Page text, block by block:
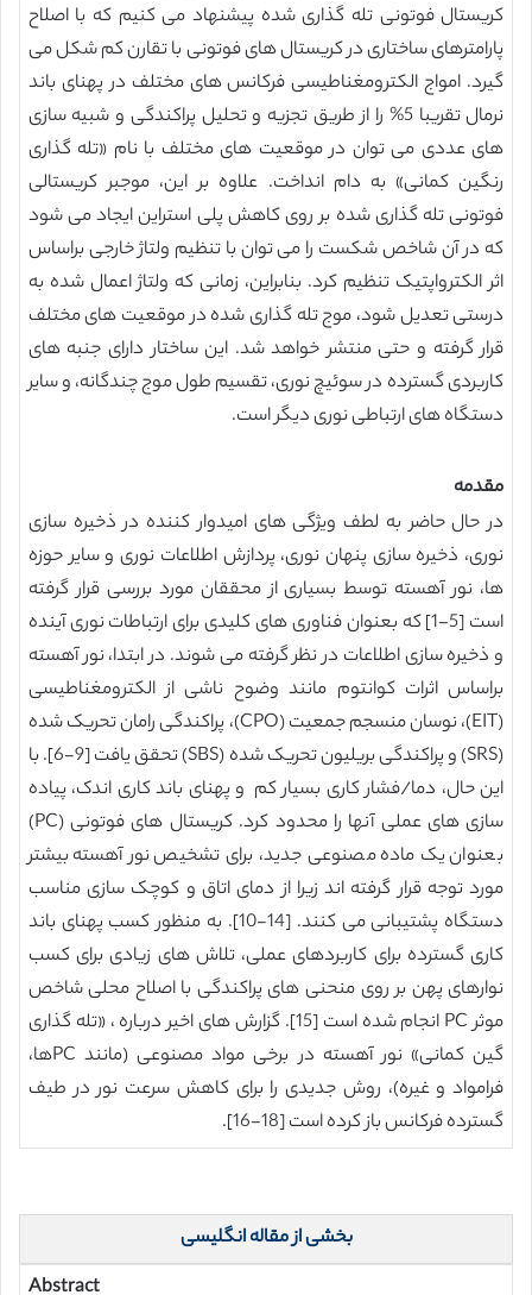
کریستال فوتونی تله گذاری شده پیشنهاد می کنیم که با اصلاح
پارامترهای ساختاری در کریستال های فوتونی با تقارن کم شکل می
گیرد. امواج الکترومغناطیسی فرکانس های مختلف در پهنای باند
نرمال تقریبا 5% را از طریق تجزیه و تحلیل پراکندگی و شبیه سازی
های عددی می توان در موقعیت های مختلف با نام «تله گذاری
رنگین کمانی» به دام انداخت. علاوه بر این، موجبر کریستالی
فوتونی تله گذاری شده بر روی کاهش پلی استراین ایجاد می شود
که در آن شاخص شکست را می توان با تنظیم ولتاژ خارجی براساس
اثر الکترواپتیک تنظیم کرد. بنابراین، زمانی که ولتاژ اعمال شده به
درستی تعدیل شود، موج تله گذاری شده در موقعیت های مختلف
قرار گرفته و حتی منتشر خواهد شد. این ساختار دارای جنبه های
کاربردی گسترده در سوئیچ نوری، تقسیم طول موج چندگانه، و سایر
دستگاه های ارتباطی نوری دیگر است.
مقدمه
در حال حاضر به لطف ویژگی های امیدوار کننده در ذخیره سازی
نوری، ذخیره سازی پنهان نوری، پردازش اطلاعات نوری و سایر حوزه
ها، نور آهسته توسط بسیاری از محققان مورد بررسی قرار گرفته
است [5-1] که بعنوان فناوری های کلیدی برای ارتباطات نوری آینده
و ذخیره سازی اطلاعات در نظر گرفته می شوند. در ابتدا، نور آهسته
براساس اثرات کوانتوم مانند وضوح ناشی از الکترومغناطیسی
(EIT)، نوسان منسجم جمعیت (CPO)، پراکندگی رامان تحریک شده
(SRS) و پراکندگی بریلیون تحریک شده (SBS) تحقق یافت [9-6]. با
این حال، دما/فشار کاری بسیار کم و پهنای باند کاری اندک، پیاده
سازی های عملی آنها را محدود کرد. کریستال های فوتونی (PC)
بعنوان یک ماده مصنوعی جدید، برای تشخیص نور آهسته بیشتر
مورد توجه قرار گرفته اند زیرا از دمای اتاق و کوچک سازی مناسب
دستگاه پشتیبانی می کنند. [14-10]. به منظور کسب پهنای باند
کاری گسترده برای کاربردهای عملی، تلاش های زیادی برای کسب
نوارهای پهن بر روی منحنی های پراکندگی با اصلاح محلی شاخص
موثر PC انجام شده است [15]. گزارش های اخیر درباره ، «تله گذاری
گین کمانی» نور آهسته در برخی مواد مصنوعی (مانند PCها،
فرامواد و غیره)، روش جدیدی را برای کاهش سرعت نور در طیف
گسترده فرکانس باز کرده است [18-16].
بخشی از مقاله انگلیسی
Abstract